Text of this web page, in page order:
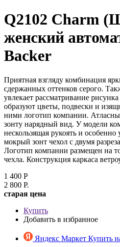
Q2102 Charm
женский
Backer
Приятная взгляду комбинация
сдержанных оттенков серого.
увлекает рассматривание
образуют цветы, подвески и
ними логотип компании.
зонту нарядный вид. У модели
нескользящая рукоять и
мокрый зонт чехол с двумя
Логотип компании размещен на
чехла. Конструкция каркаса
1 400 Р
2 800 Р.
cтарая цена
Купить
Добавить в избранное
Яндекс Маркет Купить